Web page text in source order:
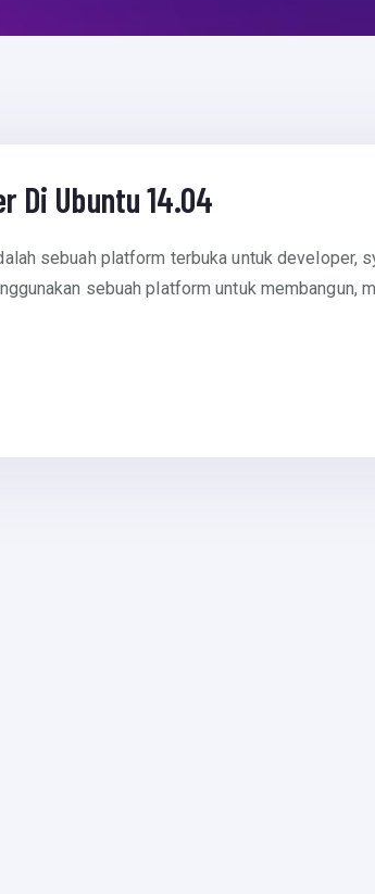
Di Ubuntu 14.04
sebuah platform terbuka untuk developer,
sebuah platform untuk membangun,